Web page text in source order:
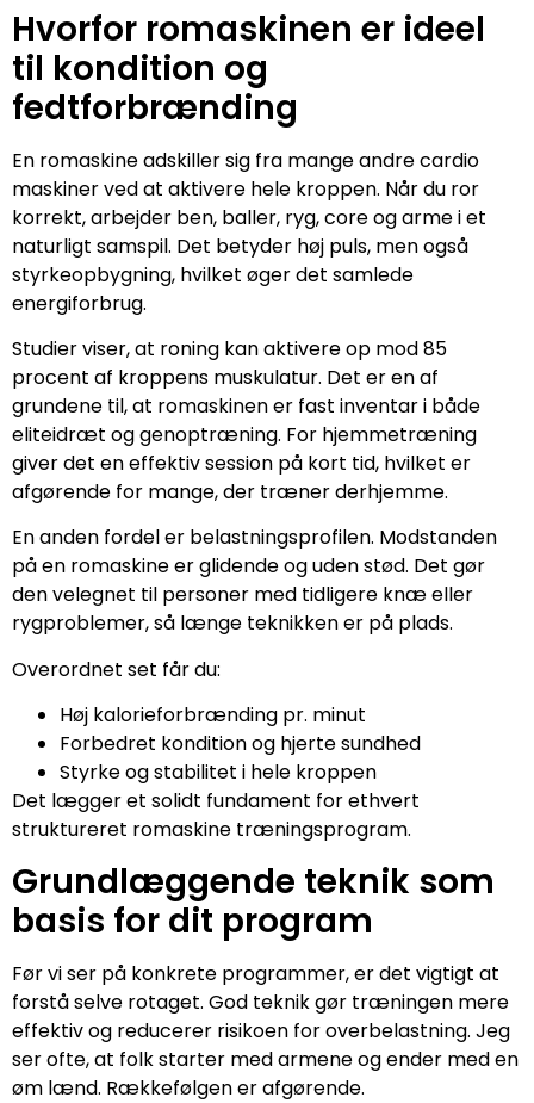
Hvorfor romaskinen er ideel
til kondition og
fedtforbrænding
En romaskine adskiller sig fra mange andre cardio
maskiner ved at aktivere hele kroppen. Når du ror
korrekt, arbejder ben, baller, ryg, core og arme i et
naturligt samspil. Det betyder høj puls, men også
styrkeopbygning, hvilket øger det samlede
energiforbrug.
Studier viser, at roning kan aktivere op mod 85
procent af kroppens muskulatur. Det er en af
grundene til, at romaskinen er fast inventar i både
eliteidræt og genoptræning. For hjemmetræning
giver det en effektiv session på kort tid, hvilket er
afgørende for mange, der træner derhjemme.
En anden fordel er belastningsprofilen. Modstanden
på en romaskine er glidende og uden stød. Det gør
den velegnet til personer med tidligere knæ eller
rygproblemer, så længe teknikken er på plads.
Overordnet set får du:
Høj kalorieforbrænding pr. minut
Forbedret kondition og hjerte sundhed
Styrke og stabilitet i hele kroppen
Det lægger et solidt fundament for ethvert
struktureret romaskine træningsprogram.
Grundlæggende teknik som
basis for dit program
Før vi ser på konkrete programmer, er det vigtigt at
forstå selve rotaget. God teknik gør træningen mere
effektiv og reducerer risikoen for overbelastning. Jeg
ser ofte, at folk starter med armene og ender med en
øm lænd. Rækkefølgen er afgørende.